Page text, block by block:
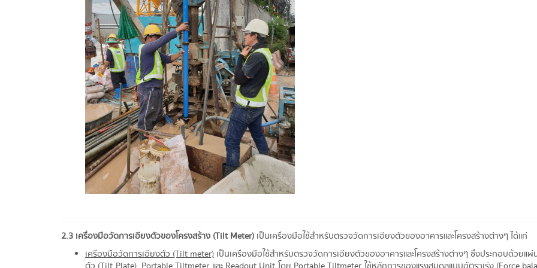
2.3 เครื่องมือวัดการเอียงตัวของโครงสร้าง (Tilt Meter) เป็นเครื่องมือใช้สำหรับตรวจวัดการเอียงตัวของอาคารและโครงสร้างต่างๆ ได้แก่
เครื่องมือวัดการเอียงตัว (Tilt meter)เป็นเครื่องมือใช้สำหรับตรวจวัดการเอียงตัวของอาคารและโครงสร้างต่างๆ ซึ่งประกอบด้วยแ